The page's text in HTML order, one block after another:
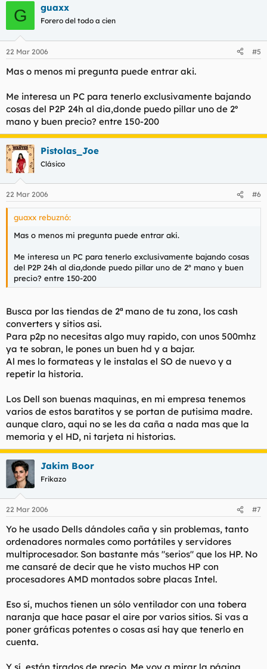
G guaxx
Forero del todo a cien
22 Mar 2006 #5
Mas o menos mi pregunta puede entrar aki.
Me interesa un PC para tenerlo exclusivamente bajando
cosas del P2P 24h al dia,donde puedo pillar uno de 2º
mano y buen precio? entre 150-200
Pistolas_Joe
Clásico
22 Mar 2006 #6
guaxx rebuznó:
Mas o menos mi pregunta puede entrar aki.
Me interesa un PC para tenerlo exclusivamente bajando cosas
del P2P 24h al dia,donde puedo pillar uno de 2º mano y buen
precio? entre 150-200
Busca por las tiendas de 2ª mano de tu zona, los cash
converters y sitios asi.
Para p2p no necesitas algo muy rapido, con unos 500mhz
ya te sobran, le pones un buen hd y a bajar.
Al mes lo formateas y le instalas el SO de nuevo y a
repetir la historia.
Los Dell son buenas maquinas, en mi empresa tenemos
varios de estos baratitos y se portan de putisima madre.
aunque claro, aqui no se les da caña a nada mas que la
memoria y el HD, ni tarjeta ni historias.
Jakim Boor
Frikazo
22 Mar 2006 #7
Yo he usado Dells dándoles caña y sin problemas, tanto
ordenadores normales como portátiles y servidores
multiprocesador. Son bastante más "serios" que los HP. No
me cansaré de decir que he visto muchos HP con
procesadores AMD montados sobre placas Intel.
Eso sí, muchos tienen un sólo ventilador con una tobera
naranja que hace pasar el aire por varios sitios. Si vas a
poner gráficas potentes o cosas así hay que tenerlo en
cuenta.